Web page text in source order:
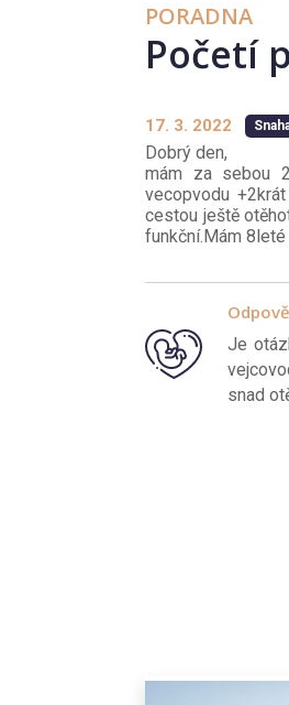
PORADNA
Početí
17. 3. 2022
Dobrý den,
mám za sebou
vecopvodu
cestou ještě
funkční.Mám
Je
snad